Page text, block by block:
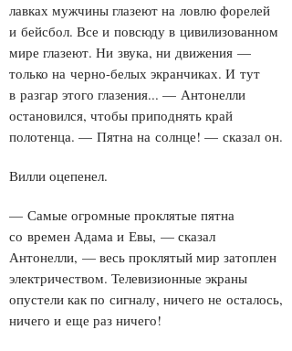
лавках мужчины глазеют на ловлю форелей
и бейсбол. Все и повсюду в цивилизованном
мире глазеют. Ни звука, ни движения —
только на черно-белых экранчиках. И тут
в разгар этого глазения... — Антонелли
остановился, чтобы приподнять край
полотенца. — Пятна на солнце! — сказал он.
Вилли оцепенел.
— Самые огромные проклятые пятна
со времен Адама и Евы, — сказал
Антонелли, — весь проклятый мир затоплен
электричеством. Телевизионные экраны
опустели как по сигналу, ничего не осталось,
ничего и еще раз ничего!